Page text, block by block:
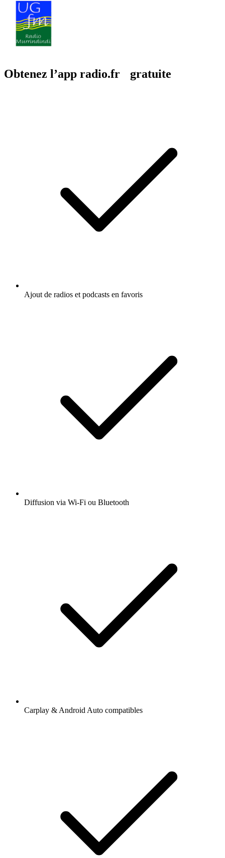
Obtenez l’app radio.fr gratuite
Ajout de radios et podcasts en favoris
Diffusion via Wi-Fi ou Bluetooth
Carplay & Android Auto compatibles